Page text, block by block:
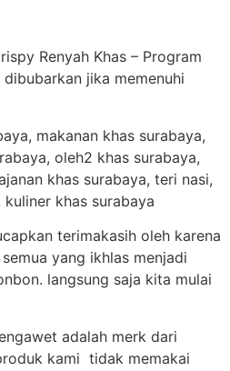
Renyah Khas – Program
jika memenuhi
terimakasih oleh karena
yang ikhlas menjadi
langsung saja kita mulai
adalah merk dari
kami tidak memakai